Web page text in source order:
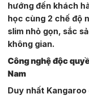
hướng đến khách
học cùng 2 chế độ
slim nhỏ gọn, sắc
không gian.
Công nghệ độc
Nam
Duy nhất